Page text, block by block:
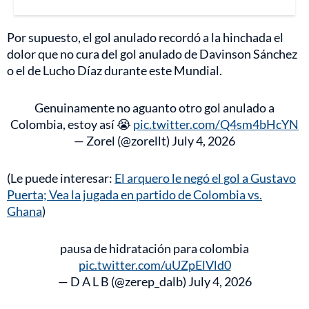
Por supuesto, el gol anulado recordó a la hinchada el
dolor que no cura del gol anulado de Davinson Sánchez
o el de Lucho Díaz durante este Mundial.
Genuinamente no aguanto otro gol anulado a
Colombia, estoy así 😭 pic.twitter.com/Q4sm4bHcYN
— Zorel (@zorellt) July 4, 2026
(Le puede interesar: El arquero le negó el gol a Gustavo
Puerta; Vea la jugada en partido de Colombia vs.
Ghana)
pausa de hidratación para colombia
pic.twitter.com/uUZpElVld0
— D A L B (@zerep_dalb) July 4, 2026